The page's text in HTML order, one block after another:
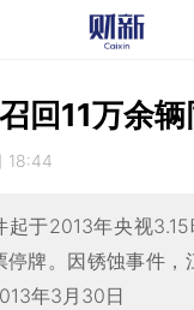
回11万余
18:44
起于2013年央视3.15
停牌。因锈蚀事件，
年3月30日